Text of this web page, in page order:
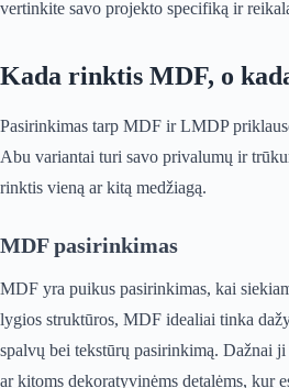
vertinkite savo projekto specifiką ir
Kada rinktis MDF, o
Pasirinkimas tarp MDF ir LMDP
Abu variantai turi savo privalumų ir
rinktis vieną ar kitą medžiagą.
MDF pasirinkimas
MDF yra puikus pasirinkimas, kai
lygios struktūros, MDF idealiai tinka
spalvų bei tekstūrų pasirinkimą. Dažnai
ar kitoms dekoratyvinėms detalėms, kur